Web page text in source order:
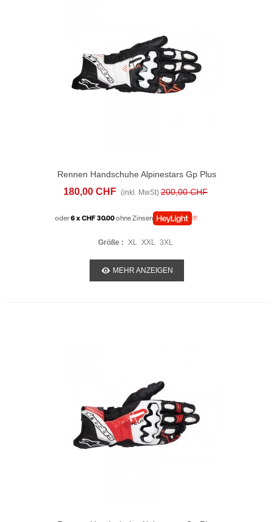
Rennen Handschuhe Alpinestars Gp Plus
R V3 Weiss Schwarz
180,00 CHF (inkl. MwSt) 200,00 CHF
oder6 x CHF 30.00ohne Zinsen
Größe : XL XXL 3XL
MEHR ANZEIGEN